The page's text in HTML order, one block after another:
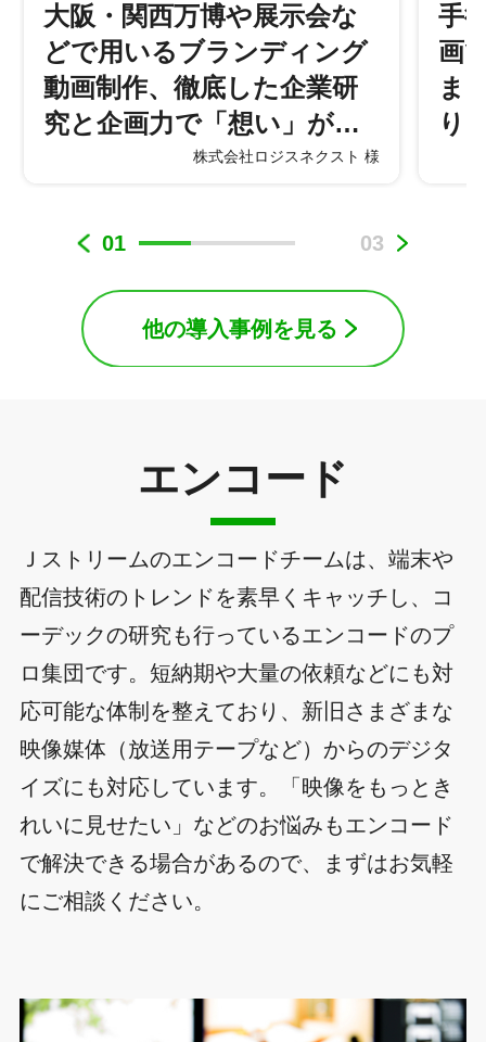
大阪・関西万博や展示会な
どで用いるブランディング
動画制作、徹底した企業研
究と企画力で「想い」が…
株式会社ロジスネクスト 様
手
画
ま
り
01 03
他の導入事例を見る
エンコード
Ｊストリームのエンコードチームは、端末や
配信技術のトレンドを素早くキャッチし、コ
ーデックの研究も行っているエンコードのプ
ロ集団です。短納期や大量の依頼などにも対
応可能な体制を整えており、新旧さまざまな
映像媒体（放送用テープなど）からのデジタ
イズにも対応しています。「映像をもっとき
れいに見せたい」などのお悩みもエンコード
で解決できる場合があるので、まずはお気軽
にご相談ください。